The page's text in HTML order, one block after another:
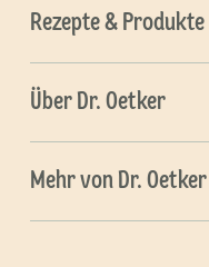
Rezepte & Produkte
Über Dr. Oetker
Mehr von Dr. Oetker